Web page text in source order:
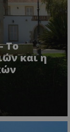
Το
και η